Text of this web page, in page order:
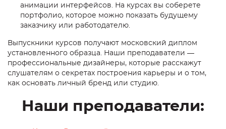
анимации интерфейсов. На курсах вы соберете
портфолио, которое можно показать будущему
заказчику или работодателю.
Выпускники курсов получают московский диплом
установленного образца. Наши преподаватели —
профессиональные дизайнеры, которые расскажут
слушателям о секретах построения карьеры и о том,
как основать личный бренд или студию.
Наши преподаватели: